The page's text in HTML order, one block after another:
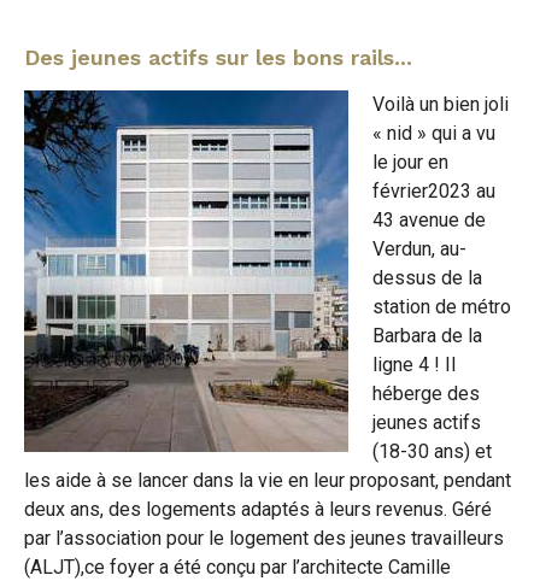
Des jeunes actifs sur les bons rails...
Voilà un bien joli
« nid » qui a vu
le jour en
février2023 au
43 avenue de
Verdun, au-
dessus de la
station de métro
Barbara de la
ligne 4 ! Il
héberge des
jeunes actifs
(18-30 ans) et
les aide à se lancer dans la vie en leur proposant, pendant
deux ans, des logements adaptés à leurs revenus. Géré
par l’association pour le logement des jeunes travailleurs
(ALJT),ce foyer a été conçu par l’architecte Camille